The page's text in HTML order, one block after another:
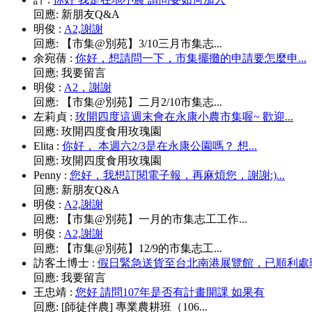
回應: 新朋友Q&A
明俊 : A2,謝謝
回應:
【市集@別苑】3/10三月市集志...
余宛蒨 : 你好，想請問一下，市集擺攤的申請要怎麼申...
回應: 我要留言
明俊 : A2，謝謝
回應:
【市集@別苑】二月2/10市集志...
左莉貞 : 玫開四度這週末會在永康小農市集喔~ 歡迎...
回應: 玫開四度食用玫瑰園
Elita : 你好， 本週六2/3是在永康公園嗎？ 想...
回應: 玫開四度食用玫瑰園
Penny : 您好，我想訂閱電子報，再麻煩您，謝謝:)...
回應: 新朋友Q&A
明俊 : A2,謝謝
回應:
【市集@別苑】一月的市集志工工作...
明俊 : A2,謝謝
回應:
【市集@別苑】12/9的市集志工...
訪客土博士 : 假日緊急送貨至台北南港展覽館，已順利處
回應: 我要留言
王忠靖 : 您好 請問107年是否有計畫開課 如果有
回應: [師徒伴農] 專業農耕班（106...